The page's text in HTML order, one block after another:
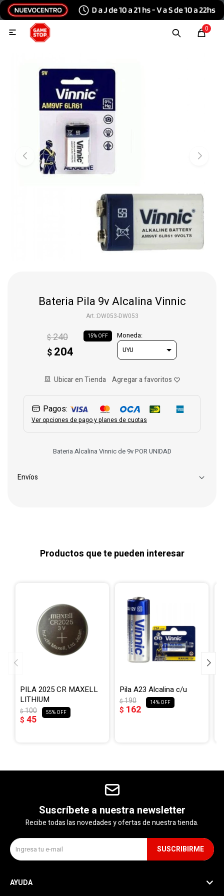
0

Bateria Pila 9v Alcalina Vinnic
DW053-DW053
$ 204
$240 15 Moneda:
Ubicar en Tienda
Pagos:
Ver opciones de pago y planes de cuotas
Bateria Alcalina Vinnic de 9v POR UNIDAD
Envíos
Productos que te pueden interesar
PILA 2025 CR MAXELL
LITHIUM
$ 45
$100 55
Pila A23 Alcalina c/u
$ 162
$190 14
Suscríbete a nuestra newsletter
Recibe todas las novedades y ofertas de nuestra tienda.
SUSCRIBIRME
AYUDA
Tecnología e Informática
Conexiones
Consolas y videojuegos
Juguetes
Iluminación
Varios